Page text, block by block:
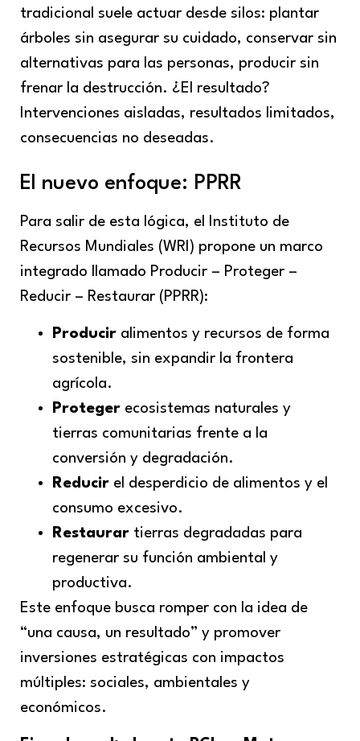
tradicional suele actuar desde silos: plantar
árboles sin asegurar su cuidado, conservar sin
alternativas para las personas, producir sin
frenar la destrucción. ¿El resultado?
Intervenciones aisladas, resultados limitados,
consecuencias no deseadas.
El nuevo enfoque: PPRR
Para salir de esta lógica, el Instituto de
Recursos Mundiales (WRI) propone un marco
integrado llamado Producir – Proteger –
Reducir – Restaurar (PPRR):
Producir alimentos y recursos de forma
sostenible, sin expandir la frontera
agrícola.
Proteger ecosistemas naturales y
tierras comunitarias frente a la
conversión y degradación.
Reducir el desperdicio de alimentos y el
consumo excesivo.
Restaurar tierras degradadas para
regenerar su función ambiental y
productiva.
Este enfoque busca romper con la idea de
“una causa, un resultado” y promover
inversiones estratégicas con impactos
múltiples: sociales, ambientales y
económicos.